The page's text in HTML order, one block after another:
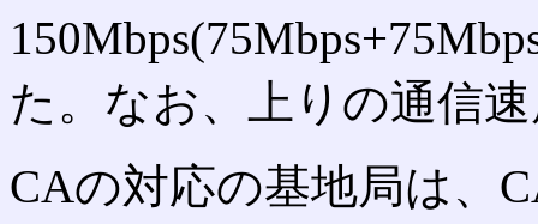
た。なお、上りの通信
CAの対応の基地局は、